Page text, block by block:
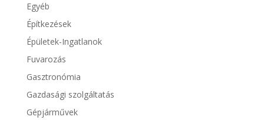
Egyéb
Építkezések
Épületek-Ingatlanok
Fuvarozás
Gasztronómia
Gazdasági szolgáltatás
Gépjárművek